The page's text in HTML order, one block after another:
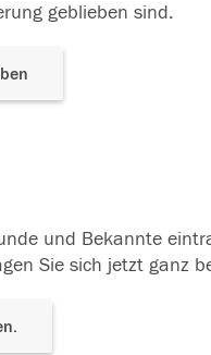
geblieben sind.
und Bekannte
Sie sich jetzt ganz